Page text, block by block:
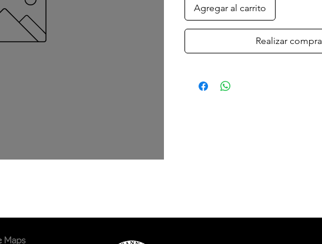
Agregar al carrito
Realizar compra